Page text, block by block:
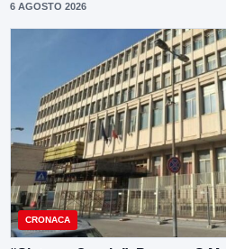
6 AGOSTO 2026
CRONACA